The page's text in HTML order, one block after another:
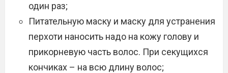
один раз;
Питательную маску и маску для устранения
перхоти наносить надо на кожу голову и
прикорневую часть волос. При секущихся
кончиках – на всю длину волос;